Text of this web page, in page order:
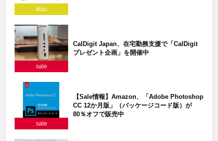
Mac
sale
CalDigit Japan、在宅勤務支援で「CalDigit
プレゼント企画」を開催中
sale
【Sale情報】Amazon、「Adobe Photoshop
CC 12か月版」（パッケージコード版）が
80％オフで販売中